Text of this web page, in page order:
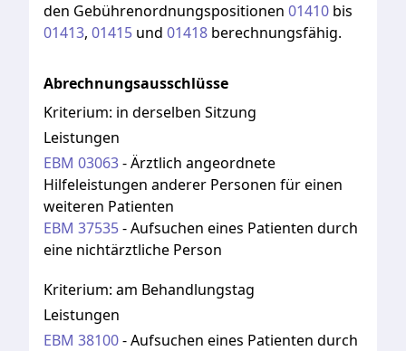
den Gebührenordnungspositionen 01410 bis
01413, 01415 und 01418 berechnungsfähig.
Abrechnungsausschlüsse
Kriterium: in derselben Sitzung
Leistungen
EBM 03063-Ärztlich angeordnete
Hilfeleistungen anderer Personen für einen
weiteren Patienten
EBM 37535-Aufsuchen eines Patienten durch
eine nichtärztliche Person
Kriterium: am Behandlungstag
Leistungen
EBM 38100-Aufsuchen eines Patienten durch